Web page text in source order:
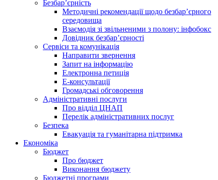
Безбар’єрність
Методичні рекомендації щодо безбар’єрного
середовища
Взаємодія зі звільненими з полону: інфобокс
Довідник безбар’єрності
Сервіси та комунікація
Направити звернення
Запит на інформацію
Електронна петиція
Е-консультації
Громадські обговорення
Адміністративні послуги
Про відділ ЦНАП
Перелік адміністративних послуг
Безпека
Евакуація та гуманітарна підтримка
Економіка
Бюджет
Про бюджет
Виконання бюджету
Бюджетні програми